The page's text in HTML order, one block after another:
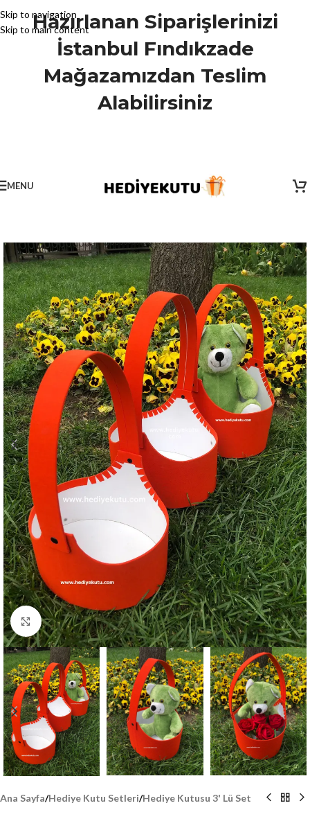
Skip to navigation
Skip to main content
Hazırlanan Siparişlerinizi
İstanbul Fındıkzade
Mağazamızdan Teslim
Alabilirsiniz
MENU
Click to enlarge
Ana Sayfa/Hediye Kutu Setleri/Hediye Kutusu 3' Lü Set